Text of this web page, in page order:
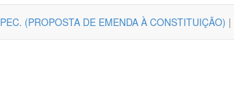
PEC. (PROPOSTA DE EMENDA À CONSTITUIÇÃO) |